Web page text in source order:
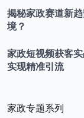
揭秘家政赛道新
境？
家政短视频获客
实现精准引流
家政专题系列